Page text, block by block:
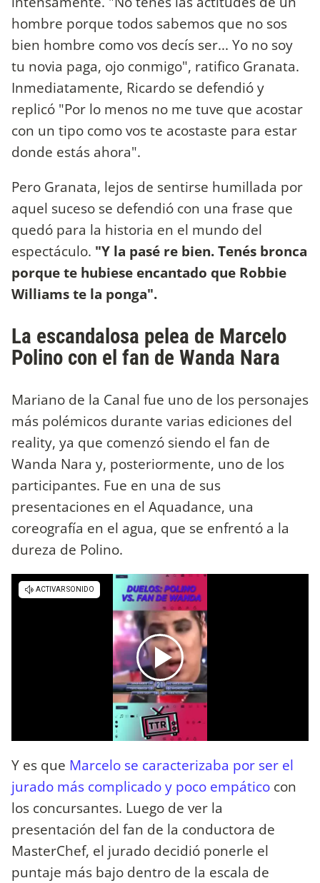
hombre porque todos sabemos que no sos
bien hombre como vos decís ser... Yo no soy
tu novia paga, ojo conmigo", ratifico Granata.
Inmediatamente, Ricardo se defendió y
replicó "Por lo menos no me tuve que acostar
con un tipo como vos te acostaste para estar
donde estás ahora".
Pero Granata, lejos de sentirse humillada por
aquel suceso se defendió con una frase que
quedó para la historia en el mundo del
espectáculo. "Y la pasé re bien. Tenés bronca
porque te hubiese encantado que Robbie
Williams te la ponga".
La escandalosa pelea de Marcelo
Polino con el fan de Wanda Nara
Mariano de la Canal fue uno de los personajes
más polémicos durante varias ediciones del
reality, ya que comenzó siendo el fan de
Wanda Nara y, posteriormente, uno de los
participantes. Fue en una de sus
presentaciones en el Aquadance, una
coreografía en el agua, que se enfrentó a la
dureza de Polino.
Y es que Marcelo se caracterizaba por ser el
jurado más complicado y poco empático con
los concursantes. Luego de ver la
presentación del fan de la conductora de
MasterChef, el jurado decidió ponerle el
puntaje más bajo dentro de la escala de